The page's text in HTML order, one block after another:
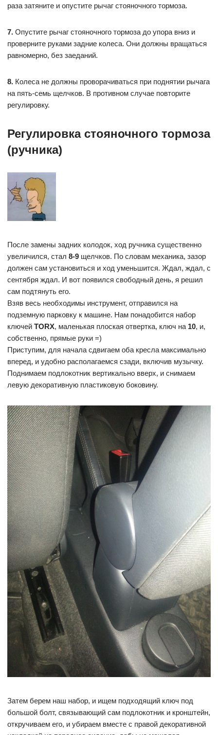
раза затяните и опустите рычаг стояночного тормоза.
7. Опустите рычаг стояночного тормоза до упора вниз и
проверните руками задние колеса. Они должны вращаться
равномерно, без заеданий.
8. Колеса не должны проворачиваться при поднятии рычага
на пять-семь щелчков. В противном случае повторите
регулировку.
Регулировка стояночного тормоза
(ручника)
После замены задних колодок, ход ручника существенно
увеличился, стал 8-9 щелчков. По словам механика, зазор
должен сам установиться и ход уменьшится. Ждал, ждал, с
сентября ждал. И вот появился свободный день, я решил
сам подтянуть его.
Взяв весь необходимы инструмент, отправился на
подземную парковку к машине. Нам понадобится набор
ключей TORX, маленькая плоская отвертка, ключ на 10, и,
собственно, прямые руки =)
Приступим, для начала сдвигаем оба кресла максимально
вперед, и удобно располагаемся сзади, включив музычку.
Поднимаем подлокотник вертикально вверх, и снимаем
левую декоративную пластиковую боковину.
Затем берем наш набор, и ищем подходящий ключ под
большой болт, связывающий сам подлокотник и кронштейн,
откручиваем его, и убираем вместе с правой декоративной